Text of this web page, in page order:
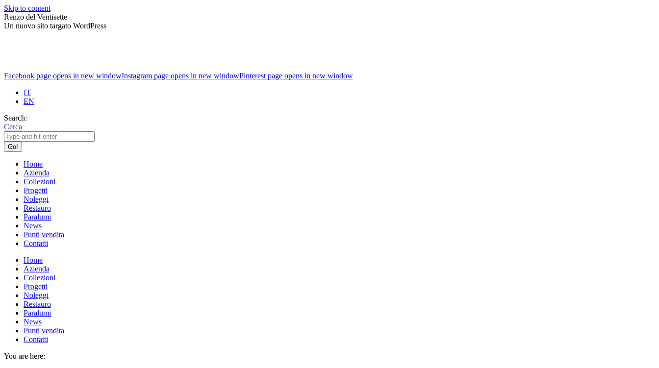
Skip to content
Renzo del Ventisette
Un nuovo sito targato WordPress
Facebook page opens in new windowInstagram page opens in new windowPinterest page opens in new window
IT
EN
Search:
Cerca
Home
Azienda
Collezioni
Progetti
Noleggi
Restauro
Paralumi
News
Punti vendita
Contatti
Home
Azienda
Collezioni
Progetti
Noleggi
Restauro
Paralumi
News
Punti vendita
Contatti
You are here: